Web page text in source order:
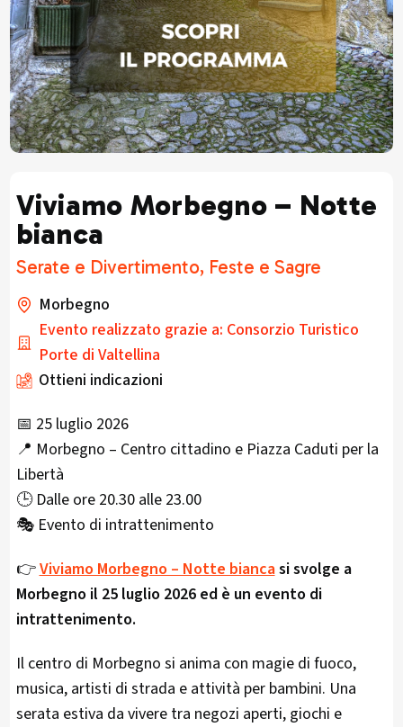
Viviamo Morbegno – Notte
bianca
Serate e Divertimento, Feste e Sagre
Morbegno
Evento realizzato grazie a: Consorzio Turistico
Porte di Valtellina
Ottieni indicazioni
📅 25 luglio 2026
📍 Morbegno – Centro cittadino e Piazza Caduti per la
Libertà
🕒 Dalle ore 20.30 alle 23.00
🎭 Evento di intrattenimento
👉Viviamo Morbegno – Notte biancasi svolge a
Morbegno il 25 luglio 2026 ed è un evento di
intrattenimento.
Il centro di Morbegno si anima con magie di fuoco,
musica, artisti di strada e attività per bambini. Una
serata estiva da vivere tra negozi aperti, giochi e